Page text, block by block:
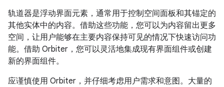
轨道器是浮动界面元素，通常用于控制空间面板和其锚定的
其他实体中的内容。借助这些功能，您可以为内容留出更多
空间，让用户能够在主要内容保持可见的情况下快速访问功
能。借助 Orbiter，您可以灵活地集成现有界面组件或创建
新的界面组件。
应谨慎使用 Orbiter，并仔细考虑用户需求和意图。大量的